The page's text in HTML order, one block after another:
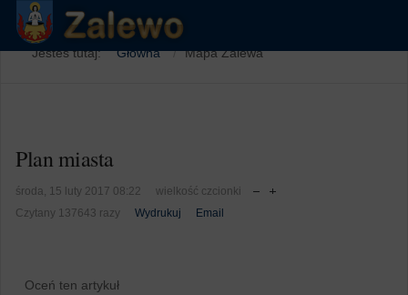
Jesteś tutaj: Główna Mapa Zalewa
Plan miasta
środa, 15 luty 2017 08:22
wielkość czcionki
Czytany 137643 razy
Wydrukuj Email
Oceń ten artykuł